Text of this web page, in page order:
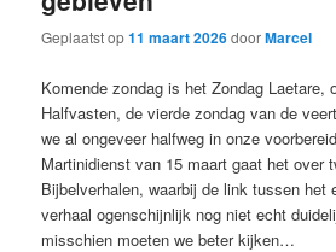
Geplaatst op11 maart 2026doorMarcel
Komende zondag is het Zondag Laetare,
Halfvasten, de vierde zondag van de
we al ongeveer halfweg in onze
Martinidienst van 15 maart gaat het over
Bijbelverhalen, waarbij de link tussen het
verhaal ogenschijnlijk nog niet echt
misschien moeten we beter kijken…